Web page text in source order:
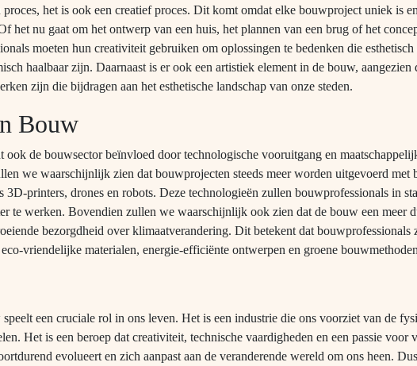
het is ook een creatief proces. Dit komt omdat elke bouwproject uniek is
het nu gaat om het ontwerp van een huis, het plannen van een brug of het
moeten hun creativiteit gebruiken om oplossingen te bedenken die
haalbaar zijn. Daarnaast is er ook een artistiek element in de bouw,
zijn die bijdragen aan het esthetische landschap van onze steden.
Bouw
ook de bouwsector beïnvloed door technologische vooruitgang en
we waarschijnlijk zien dat bouwprojecten steeds meer worden uitgevoerd met
3D-printers, drones en robots. Deze technologieën zullen bouwprofessionals in
te werken. Bovendien zullen we waarschijnlijk ook zien dat de bouw een meer
bezorgdheid over klimaatverandering. Dit betekent dat bouwprofessionals
vriendelijke materialen, energie-efficiënte ontwerpen en groene
een cruciale rol in ons leven. Het is een industrie die ons voorziet van de
Het is een beroep dat creativiteit, technische vaardigheden en een passie voor
evolueert en zich aanpast aan de veranderende wereld om ons heen.